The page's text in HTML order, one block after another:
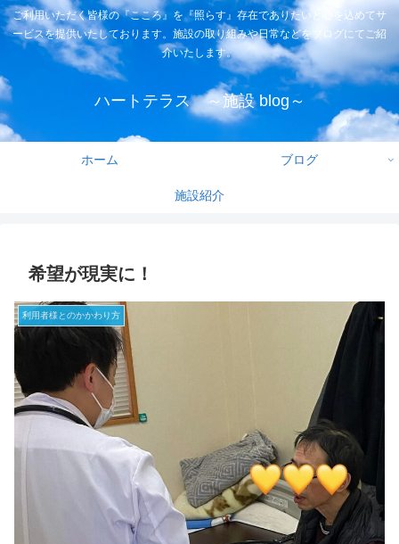
ご利用いただく皆様の『こころ』を『照らす』存在でありたいと心を込めてサ
ービスを提供いたしております。施設の取り組みや日常などをブログにてご紹
介いたします。
ハートテラス ～施設 blog～
ホーム ブログ
施設紹介
希望が現実に！
利用者様とのかかわり方